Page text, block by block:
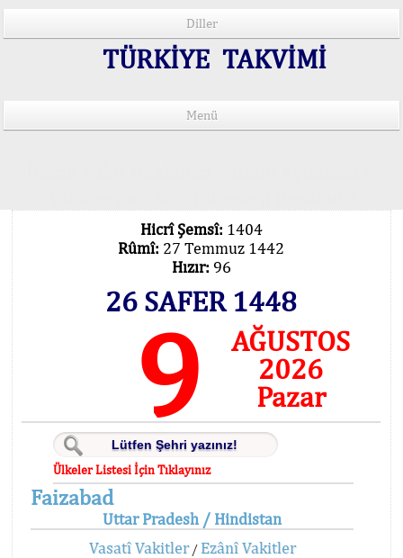
Diller
TÜRKİYE TAKVİMİ
Menü
Hicrî Şemsî: 1404
Rûmî: 27 Temmuz 1442
Hızır: 96
26 SAFER 1448
9
AĞUSTOS
2026
Pazar
Ülkeler Listesi İçin Tıklayınız
Faizabad
Uttar Pradesh / Hindistan
Vasatî Vakitler/ Ezânî Vakitler